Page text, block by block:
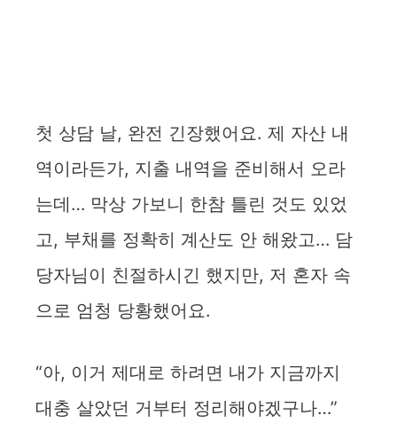
첫 상담 날, 완전 긴장했어요. 제 자산 내
역이라든가, 지출 내역을 준비해서 오라
는데… 막상 가보니 한참 틀린 것도 있었
고, 부채를 정확히 계산도 안 해왔고… 담
당자님이 친절하시긴 했지만, 저 혼자 속
으로 엄청 당황했어요.
“아, 이거 제대로 하려면 내가 지금까지
대충 살았던 거부터 정리해야겠구나…”